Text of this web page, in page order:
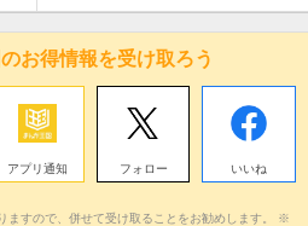
お得情報を受け取ろう
アプリ通知 フォロー いいね
ますので、併せて受け取ることをお勧めします。 ※